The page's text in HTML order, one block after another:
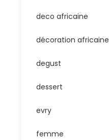
deco africaine
décoration africaine
degust
dessert
evry
femme